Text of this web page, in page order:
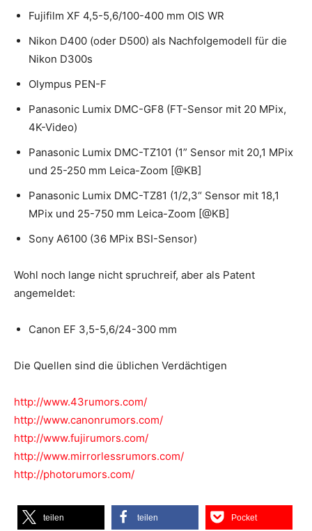
Fujifilm XF 4,5-5,6/100-400 mm OIS WR
Nikon D400 (oder D500) als Nachfolgemodell für die
Nikon D300s
Olympus PEN-F
Panasonic Lumix DMC-GF8 (FT-Sensor mit 20 MPix,
4K-Video)
Panasonic Lumix DMC-TZ101 (1” Sensor mit 20,1 MPix
und 25-250 mm Leica-Zoom [@KB]
Panasonic Lumix DMC-TZ81 (1/2,3“ Sensor mit 18,1
MPix und 25-750 mm Leica-Zoom [@KB]
Sony A6100 (36 MPix BSI-Sensor)
Wohl noch lange nicht spruchreif, aber als Patent
angemeldet:
Canon EF 3,5-5,6/24-300 mm
Die Quellen sind die üblichen Verdächtigen
http://www.43rumors.com/
http://www.canonrumors.com/
http://www.fujirumors.com/
http://www.mirrorlessrumors.com/
http://photorumors.com/
teilen teilen Pocket